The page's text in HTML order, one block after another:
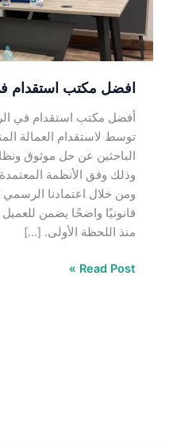
افضل مكتب استقدام
أفضل مكتب استقدام في
توسط لاستقدام العمالة
الباحثين عن حل موثوق
وذلك وفق الأنظمة
ومن خلال اعتمادنا
قانونيًا واضحًا يضمن
منذ اللحظة الأولى. […]
Read Post »